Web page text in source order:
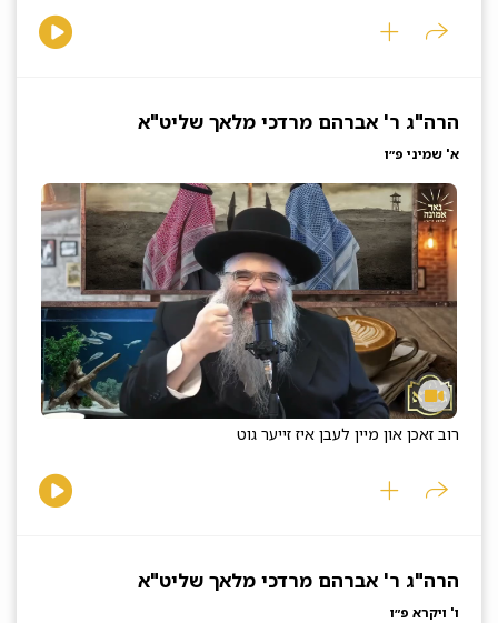
הרה"ג ר' אברהם מרדכי מלאך שליט"א
א' שמיני פ״ו
רוב זאכן און מיין לעבן איז זייער גוט
הרה"ג ר' אברהם מרדכי מלאך שליט"א
ו' ויקרא פ״ו